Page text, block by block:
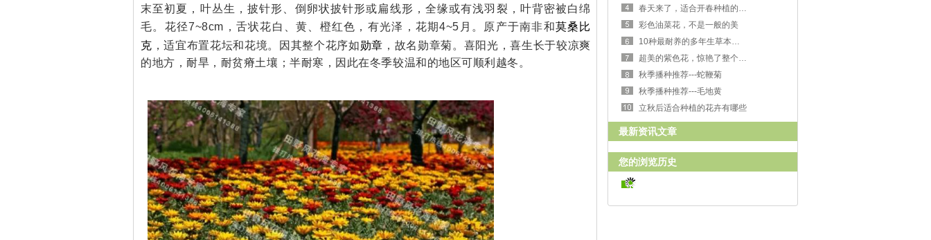
末至初夏，叶丛生，披针形、倒卵状披针形或扁线形，全缘或有浅羽裂，叶背密被白绵
毛。花径7~8cm，舌状花白、黄、橙红色，有光泽，花期4~5月。原产于南非和莫桑比
克 ，适宜布置花坛和花境。因其整个花序如勋章 ，故名勋章菊。喜阳光，喜生长于较凉爽
的地方，耐旱，耐贫瘠土壤；半耐寒，因此在冬季较温和的地区可顺利越冬。
春天来了，适合开春种植的花卉。
彩色油菜花，不是一般的美
10种最耐养的多年生草本小花，你喜欢哪个？
超美的紫色花，惊艳了整个世界
秋季播种推荐---蛇鞭菊
秋季播种推荐---毛地黄
立秋后适合种植的花卉有哪些
最新资讯文章
您的浏览历史